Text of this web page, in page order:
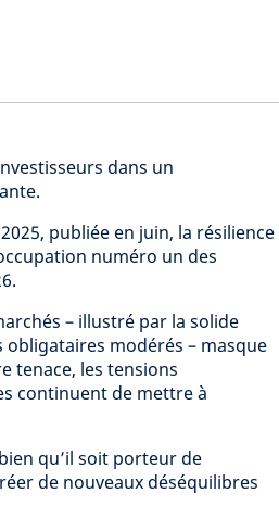
dans un
publiée en juin, la résilience
numéro un des
– illustré par la solide
modérés – masque
tenace, les tensions
continuent de mettre à
qu’il soit porteur de
de nouveaux déséquilibres